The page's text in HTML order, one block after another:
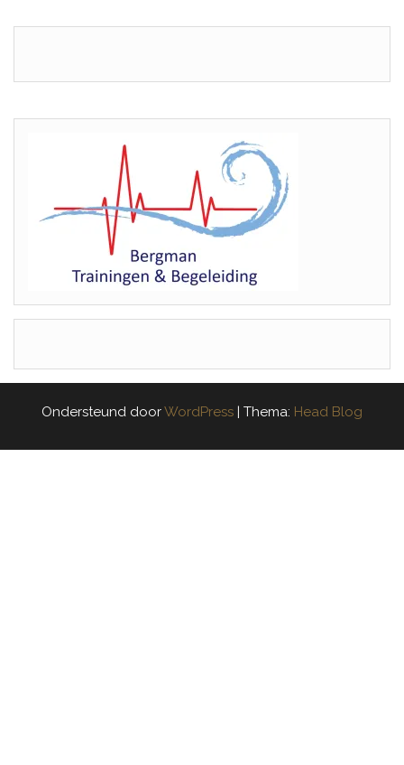
Ondersteund doorWordPress | Thema: Head Blog